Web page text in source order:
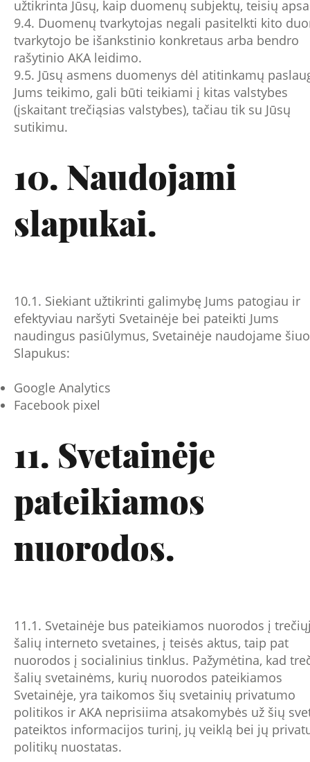
užtikrinta Jūsų, kaip duomenų subjektų, teisių
9.4. Duomenų tvarkytojas negali pasitelkti kito
tvarkytojo be išankstinio konkretaus arba bendro
rašytinio AKA leidimo.
9.5. Jūsų asmens duomenys dėl atitinkamų
Jums teikimo, gali būti teikiami į kitas valstybes
(įskaitant trečiąsias valstybes), tačiau tik su Jūsų
sutikimu.
10. Naudojami
slapukai.
10.1. Siekiant užtikrinti galimybę Jums patogiau ir
efektyviau naršyti Svetainėje bei pateikti Jums
naudingus pasiūlymus, Svetainėje naudojame
Slapukus:
Google Analytics
Facebook pixel
11. Svetainėje
pateikiamos
nuorodos.
11.1. Svetainėje bus pateikiamos nuorodos į
šalių interneto svetaines, į teisės aktus, taip pat
nuorodos į socialinius tinklus. Pažymėtina, kad
šalių svetainėms, kurių nuorodos pateikiamos
Svetainėje, yra taikomos šių svetainių privatumo
politikos ir AKA neprisiima atsakomybės už šių
pateiktos informacijos turinį, jų veiklą bei jų
politikų nuostatas.